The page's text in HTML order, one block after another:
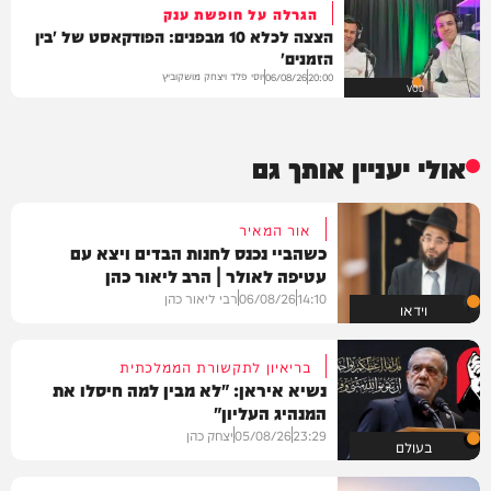
VOD
הגרלה על חופשת ענק
הצצה לכלא 10 מבפנים: הפודקאסט של 'בין
הזמנים'
20:00
06/08/26יוסי פלד ויצחק מושקוביץ
אולי יעניין אותך גם
וידאו
אור המאיר
כשהביי נכנס לחנות הבדים ויצא עם
עטיפה לאולר | הרב ליאור כהן
14:10
06/08/26רבי ליאור כהן
בעולם
בריאיון לתקשורת הממלכתית
נשיא איראן: "לא מבין למה חיסלו את
המנהיג העליון"
23:29
05/08/26יצחק כהן